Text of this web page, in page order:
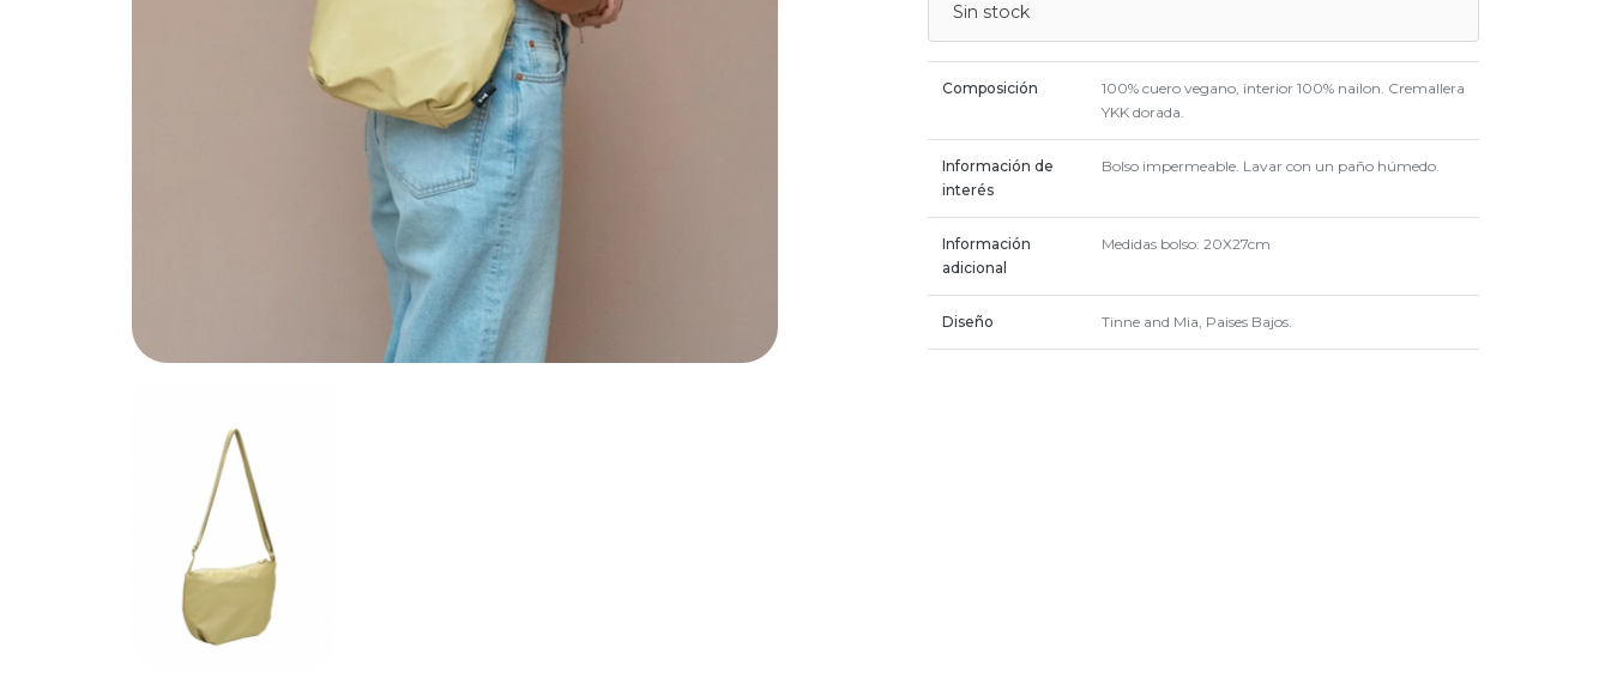
Sin stock
Composición
100% cuero vegano, interior 100% nailon. Cremallera
YKK dorada.
Información de
interés
Bolso impermeable. Lavar con un paño húmedo.
Información
adicional
Medidas bolso: 20X27cm
Diseño Tinne and Mia, Paises Bajos.